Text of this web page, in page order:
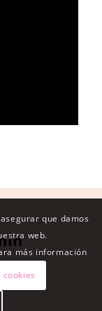
que damos
web.
más información
cookies